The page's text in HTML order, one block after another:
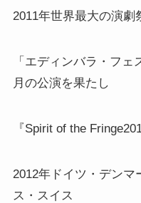
2011年世界最大の演劇
「エディンバラ・フ
月の公演を果たし
『Spirit of the
2012年ドイツ・デンマ
ス・スイス